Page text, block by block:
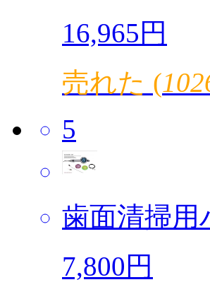
16,965円
売れた (
5
歯面清掃用
7,800円